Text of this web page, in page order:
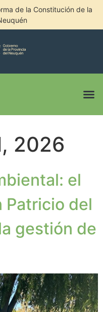
de la Constitución de la
2026
el
Patricio del
gestión de